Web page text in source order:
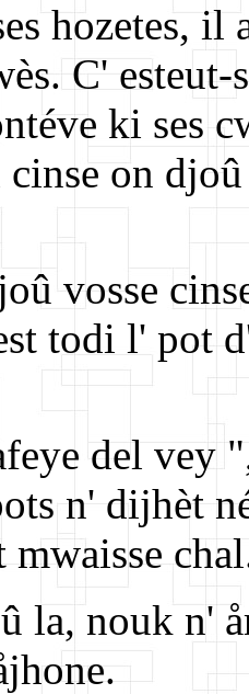
hozetes, il
C'
ki ses
on
vosse
todi l' pot
del vey
n' dijhèt
mwaisse
la, nouk n'